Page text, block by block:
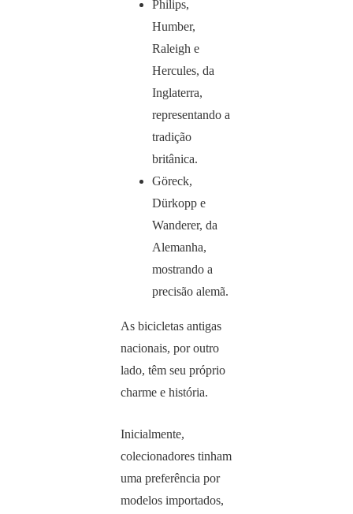
Philips,
Humber,
Raleigh e
Hercules, da
Inglaterra,
representando a
tradição
britânica.
Göreck,
Dürkopp e
Wanderer, da
Alemanha,
mostrando a
precisão alemã.
As bicicletas antigas
nacionais, por outro
lado, têm seu próprio
charme e história.
Inicialmente,
colecionadores tinham
uma preferência por
modelos importados,